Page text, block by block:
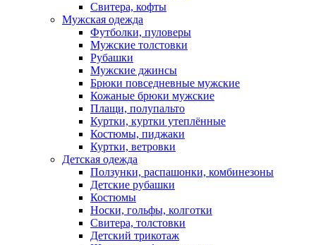
Свитера, кофты
Мужская одежда
Футболки, пуловеры
Мужские толстовки
Рубашки
Мужские джинсы
Брюки повседневные мужские
Кожаные брюки мужские
Плащи, полупальто
Куртки, куртки утеплённые
Костюмы, пиджаки
Куртки, ветровки
Детская одежда
Ползунки, распашонки, комбинезоны
Детские рубашки
Костюмы
Носки, гольфы, колготки
Свитера, толстовки
Детский трикотаж